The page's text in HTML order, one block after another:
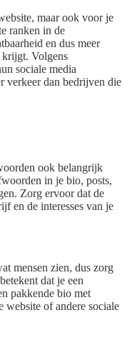
maar ook voor je
ranken in de
en dus meer
krijgt. Volgens
sociale media
verkeer dan bedrijven die
ook belangrijk
in je bio, posts,
Zorg ervoor dat de
en de interesses van je
mensen zien, dus zorg
dat je een
pakkende bio met
website of andere sociale